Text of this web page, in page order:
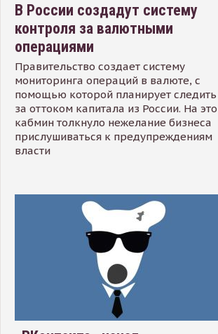
В России создадут систему
контроля за валютными
операциями
Правительство создает систему
мониторинга операций в валюте, с
помощью которой планирует следить
за оттоком капитала из России. На это
кабмин толкнуло нежелание бизнеса
прислушиваться к предупреждениям
власти